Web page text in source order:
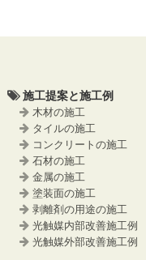
施工提案と施工例
木材の施工
タイルの施工
コンクリートの施工
石材の施工
金属の施工
塗装面の施工
剥離剤の用途の施工
光触媒内部改善施工例
光触媒外部改善施工例